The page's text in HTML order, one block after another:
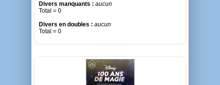
Divers manquants : aucun
Total = 0
Divers en doubles : aucun
Total = 0